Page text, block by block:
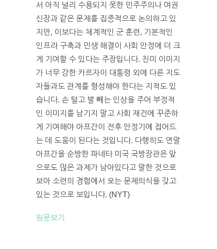
서 아직 널리 수용되지 못한 민주주의나 여권
신장과 같은 문제를 집중적으로 논의하고 있
지만, 이보다는 체계적인 군 훈련, 기본적인
인프라 구축과 민생 해결이 사회 안정에 더 크
게 기여할 수 있다는 주장입니다. 친미 이미지
가 너무 강한 카르자이 대통령 외에 다른 지도
자들과도 관계를 형성해야 한다는 지적도 있
습니다. 손 털고 발 빼는 인상을 주어 부정적
인 이미지를 남기지 말고 사회 재건에 꾸준하
게 기여해야 아프간이 전후 안정기에 접어드
는 데 도움이 된다는 것입니다. 다행히도 연말
아프간을 순방한 파네타 미국 국방장관은 앞
으로도 많은 과제가 남아있다고 말한 것으로
보아 소련의 경험에서 오는 문제의식을 갖고
있는 것으로 보입니다. (NYT)
원문보기